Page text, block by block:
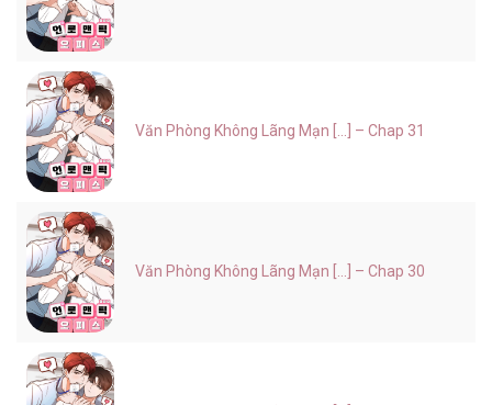
Văn Phòng Không Lãng Mạn [...] – Chap 31
Văn Phòng Không Lãng Mạn [...] – Chap 30